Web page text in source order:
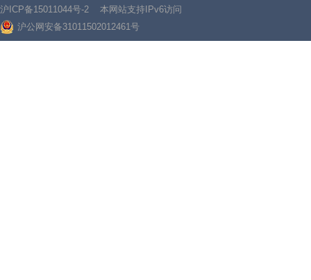
沪ICP备15011044号-2 本网站支持IPv6访问
沪公网安备31011502012461号